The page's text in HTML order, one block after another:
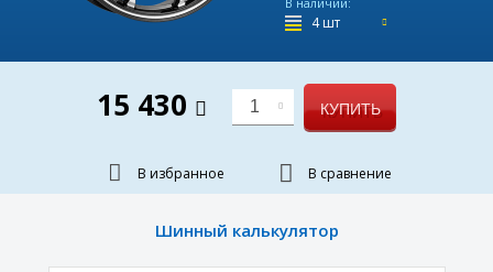
4 шт
15 430 1 КУПИТЬ
В избранное В сравнение
Шинный калькулятор